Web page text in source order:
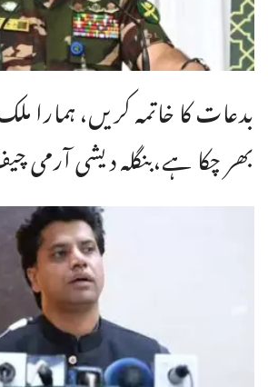
بدعات کا خاتمہ کریں، ہمارا
بھر چکا ہے،بنگله دیشی آرمی